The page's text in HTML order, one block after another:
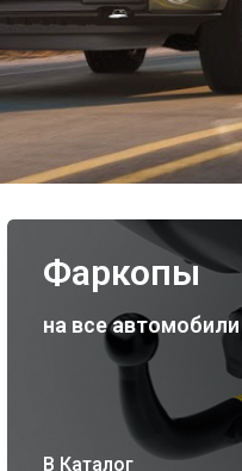
Фаркопы
на все автомобили
В Каталог